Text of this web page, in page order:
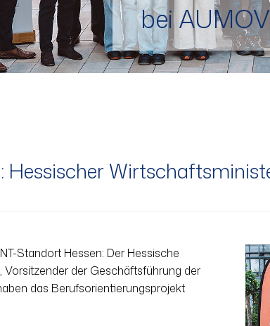
bei
Hessischer
Standort Hessen: Der Hessische
Vorsitzender der Geschäftsführung der
das Berufsorientierungsprojekt